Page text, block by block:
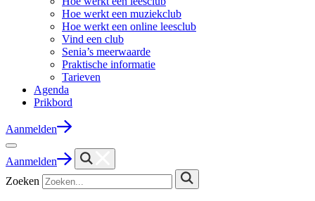
Hoe werkt een muziekclub
Hoe werkt een online leesclub
Vind een club
Senia’s meerwaarde
Praktische informatie
Tarieven
Agenda
Prikbord
Aanmelden
Aanmelden
Zoeken